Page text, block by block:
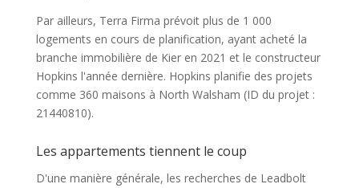
Par ailleurs, Terra Firma prévoit plus de 1 000
logements en cours de planification, ayant acheté la
branche immobilière de Kier en 2021 et le constructeur
Hopkins l'année dernière. Hopkins planifie des projets
comme 360 maisons à North Walsham (ID du projet :
21440810).
Les appartements tiennent le coup
D'une manière générale, les recherches de Leadbolt